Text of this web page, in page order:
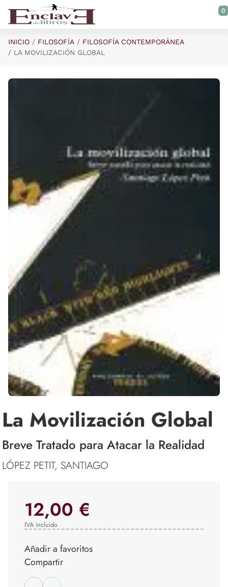
Saltar al contenido principal
0
INICIO FILOSOFÍA
FILOSOFÍA CONTEMPORÁNEA
LA MOVILIZACIÓN GLOBAL
La Movilización Global
Breve Tratado para Atacar la Realidad
LÓPEZ PETIT, SANTIAGO
12,00 €
IVA incluido
Añadir a favoritos
Compartir